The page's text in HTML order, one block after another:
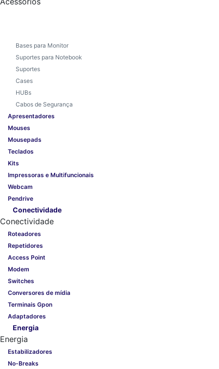
Bases para Monitor
Suportes para Notebook
Suportes
Cases
HUBs
Cabos de Segurança
Apresentadores
Mouses
Mousepads
Teclados
Kits
Impressoras e Multifuncionais
Webcam
Pendrive
Conectividade
Conectividade
Roteadores
Repetidores
Access Point
Modem
Switches
Conversores de mídia
Terminais Gpon
Adaptadores
Energia
Energia
Estabilizadores
No-Breaks